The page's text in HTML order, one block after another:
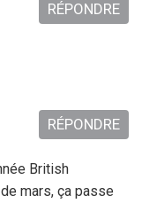
RÉPONDRE
British
mars, ça passe
RÉPONDRE